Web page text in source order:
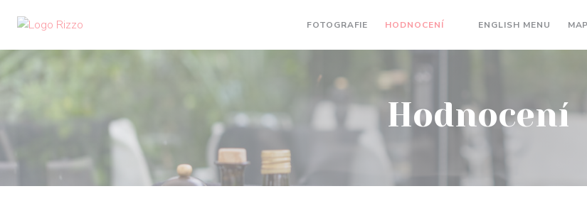
FOTOGRAFIE HODNOCENÍ ENGLISH MENU
Hodnocení